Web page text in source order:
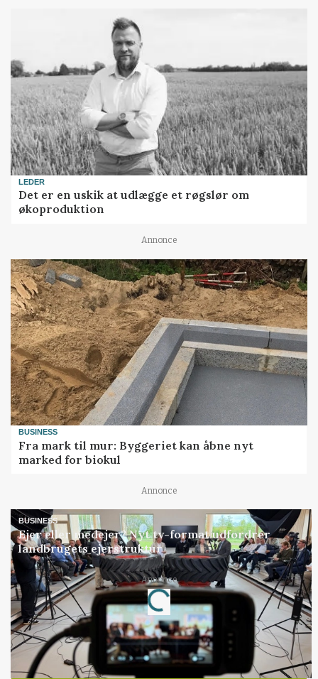
LEDER
Det er en uskik at udlægge et røgslør om
økoproduktion
Annonce
BUSINESS
Fra mark til mur: Byggeriet kan åbne nyt
marked for biokul
Annonce
BUSINESS
Ejer eller medejer? Nyt tv-format udfordrer
landbrugets ejerstruktur
Annonce
Loading...
Jobs